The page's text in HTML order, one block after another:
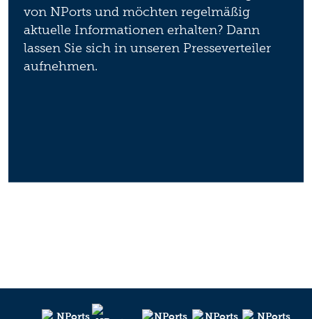
von NPorts und möchten regelmäßig
aktuelle Informationen erhalten? Dann
lassen Sie sich in unseren Presseverteiler
aufnehmen.